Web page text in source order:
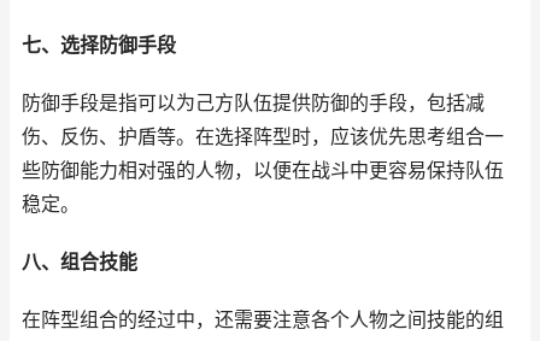
七、选择防御手段
防御手段是指可以为己方队伍提供防御的手段，包括减
伤、反伤、护盾等。在选择阵型时，应该优先思考组合一
些防御能力相对强的人物，以便在战斗中更容易保持队伍
稳定。
八、组合技能
在阵型组合的经过中，还需要注意各个人物之间技能的组